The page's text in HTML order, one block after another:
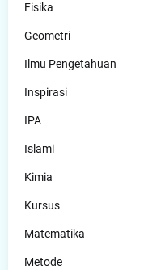
Fisika
Geometri
Ilmu Pengetahuan
Inspirasi
IPA
Islami
Kimia
Kursus
Matematika
Metode